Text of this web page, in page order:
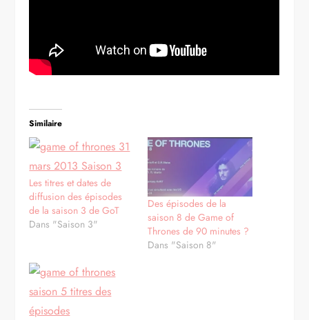
Similaire
Les titres et dates de
diffusion des épisodes
de la saison 3 de GoT
Dans "Saison 3"
Des épisodes de la
saison 8 de Game of
Thrones de 90 minutes ?
Dans "Saison 8"